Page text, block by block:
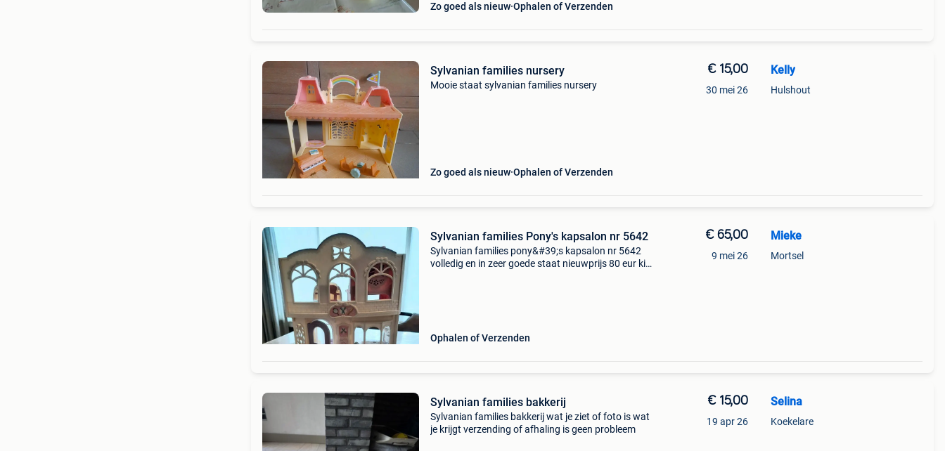
Zo goed als nieuw Ophalen of Verzenden
Sylvanian families nursery
Mooie staat sylvanian families nursery
Zo goed als nieuw Ophalen of Verzenden
€ 15,00
30 mei 26
Kelly
Hulshout
Sylvanian families Pony's kapsalon nr 5642
Sylvanian families pony&#39;s kapsalon nr 5642
volledig en in zeer goede staat nieuwprijs 80 eur kijk
Ophalen of Verzenden
€ 65,00
9 mei 26
Mieke
Mortsel
Sylvanian families bakkerij
Sylvanian families bakkerij wat je ziet of foto is wat
je krijgt verzending of afhaling is geen probleem
€ 15,00
19 apr 26
Selina
Koekelare